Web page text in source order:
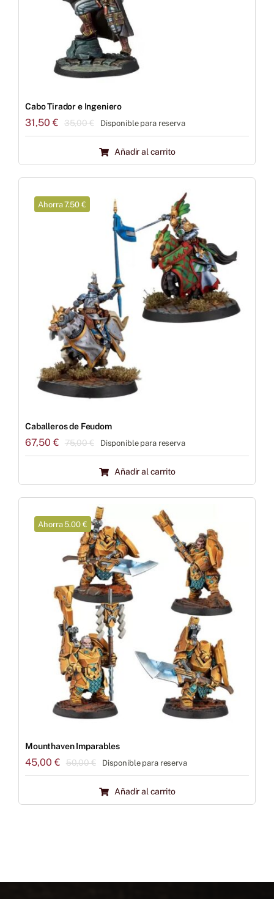
Cabo Tirador e Ingeniero
35,00€El
original
era:
31,50€
El
actual
es:
Disponible para reserva
Añadir al carrito
Ahorra 7.50 €
Caballeros de Feudom
75,00€El
original
era:
67,50€
El
actual
es:
Disponible para reserva
Añadir al carrito
Ahorra 5.00 €
Mounthaven Imparables
50,00€El
original
era:
45,00€
El
actual
es:
Disponible para reserva
Añadir al carrito